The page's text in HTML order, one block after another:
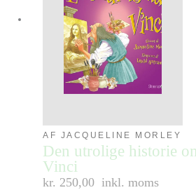
AF JACQUELINE MORLEY
Den utrolige historie
Vinci
kr. 250,00 inkl. moms